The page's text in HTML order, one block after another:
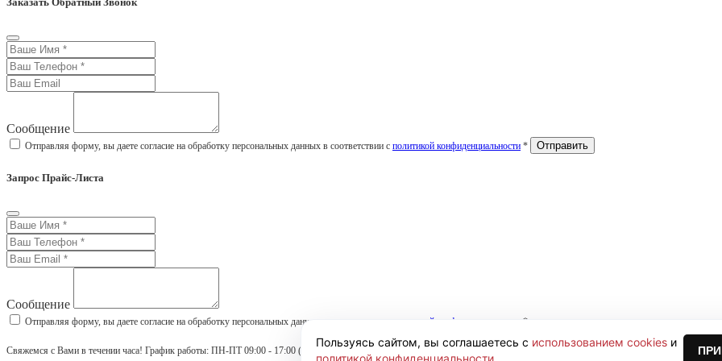
Сообщение
Отправляя форму, вы даете согласие на обработку персональных данных в соответствии с политикой конфиденциальности *
Запрос Прайс-Листа
Сообщение
Отправляя форму, вы даете согласие на обработку персональных данных в соответствии с политикой конфиденциальности *
Свяжемся с Вами в течении часа! График работы: ПН-ПТ 09:00 - 17:00 (МСК)
Пользуясь сайтом, вы соглашаетесь с использованием cookies и
политикой конфиденциальности